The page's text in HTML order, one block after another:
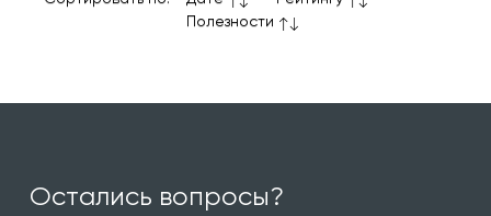
Полезности
Остались вопросы?